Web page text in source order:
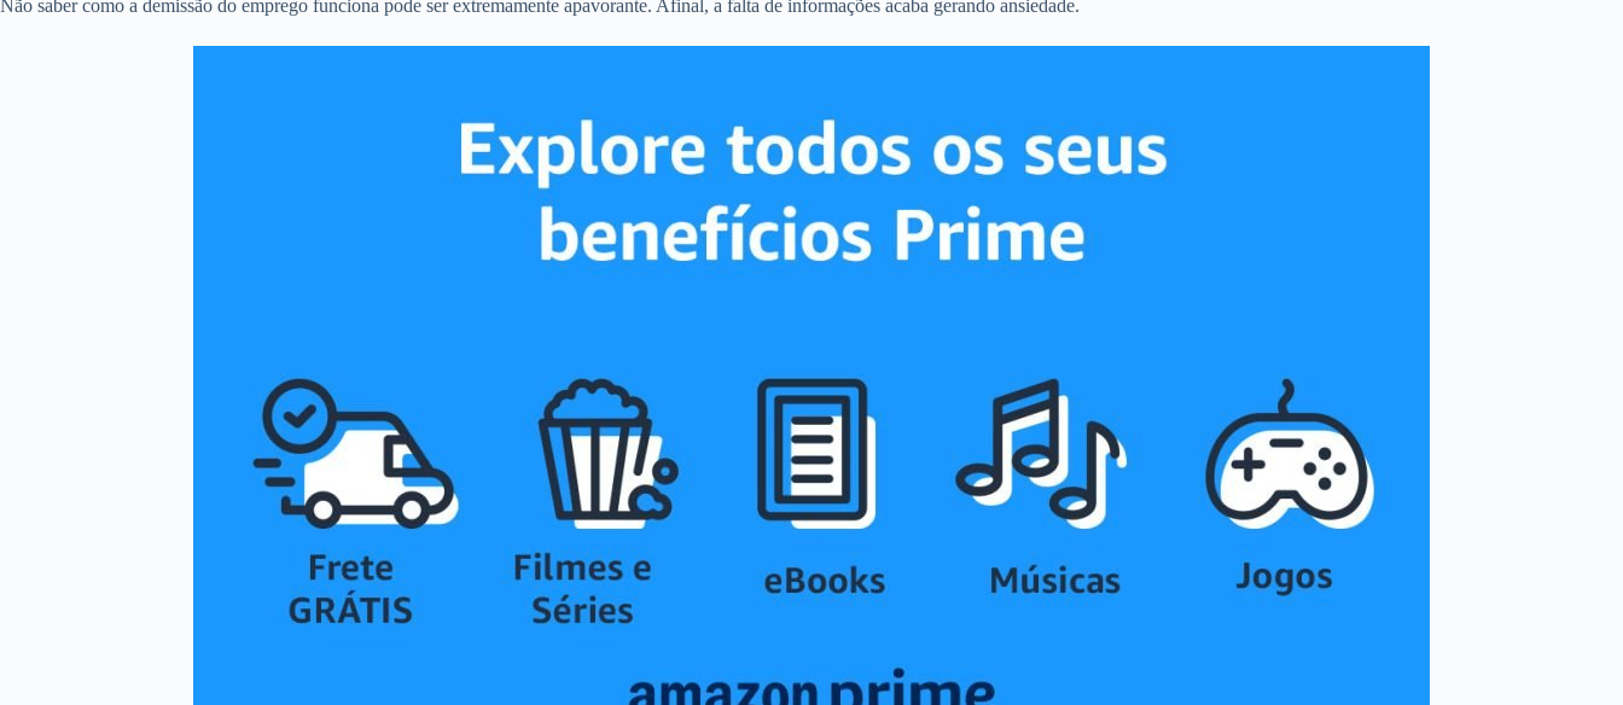
Não saber como a demissão do emprego funciona pode ser extremamente apavorante. Afinal, a falta de informações acaba gerando ansiedade.